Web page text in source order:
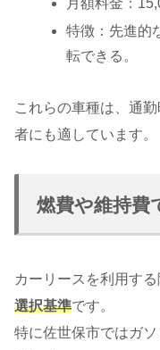
特徴：先進的
転できる。
これらの車種は、通
者にも適しています。
燃費や維持費
カーリースを利用する
選択基準です。
特に佐世保市ではガ